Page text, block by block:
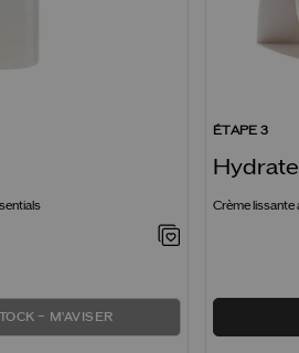
– M'AVISER
ÉTAPE 3
Crème lissante